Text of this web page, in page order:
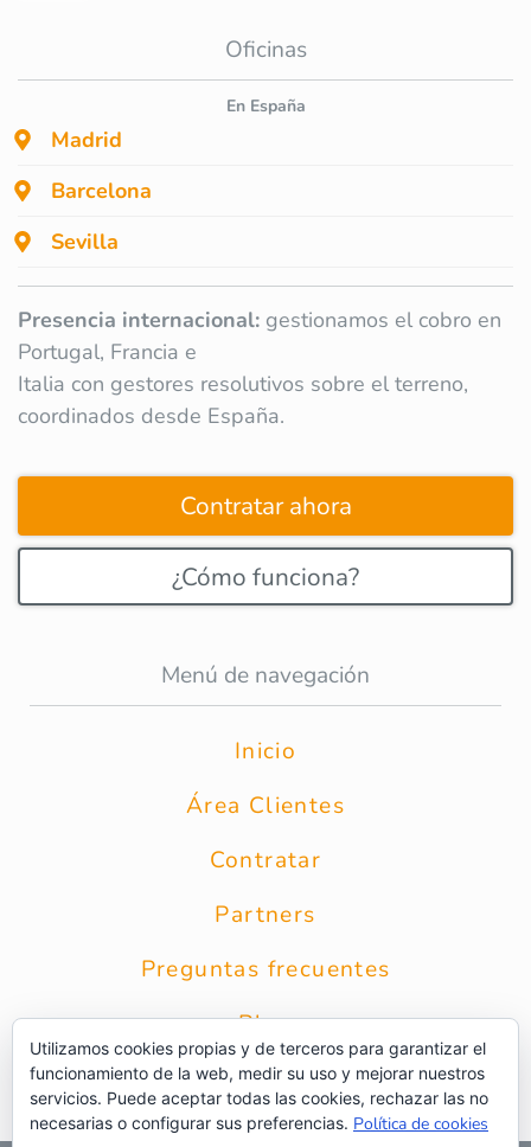
Oficinas
En España
Madrid
Barcelona
Sevilla
Presencia internacional: gestionamos el cobro en
Portugal, Francia e
Italia con gestores resolutivos sobre el terreno,
coordinados desde España.
Contratar ahora
¿Cómo funciona?
Menú de navegación
Inicio
Área Clientes
Contratar
Partners
Preguntas frecuentes
Blog
Contacto
Utilizamos cookies propias y de terceros para garantizar el
funcionamiento de la web, medir su uso y mejorar nuestros
servicios. Puede aceptar todas las cookies, rechazar las no
necesarias o configurar sus preferencias. Política de cookies